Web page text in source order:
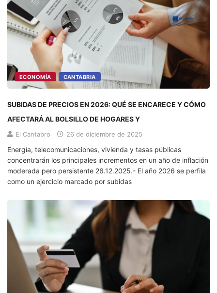
ECONOMÍA CANTABRIA
SUBIDAS DE PRECIOS EN 2026: QUÉ SE ENCARECE Y CÓMO
AFECTARÁ AL BOLSILLO DE HOGARES Y
El Cantabro 26 de diciembre de 2025
Energía, telecomunicaciones, vivienda y tasas públicas
concentrarán los principales incrementos en un año de inflación
moderada pero persistente 26.12.2025.- El año 2026 se perfila
como un ejercicio marcado por subidas